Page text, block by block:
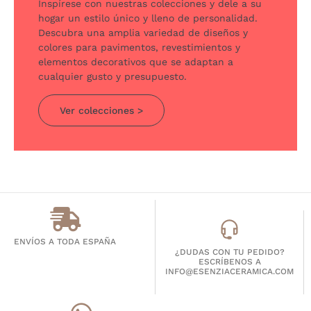
Inspírese con nuestras colecciones y dele a su
hogar un estilo único y lleno de personalidad.
Descubra una amplia variedad de diseños y
colores para pavimentos, revestimientos y
elementos decorativos que se adaptan a
cualquier gusto y presupuesto.
Ver colecciones >
ENVÍOS A TODA ESPAÑA
¿DUDAS CON TU PEDIDO?
ESCRÍBENOS A
INFO@ESENZIACERAMICA.COM